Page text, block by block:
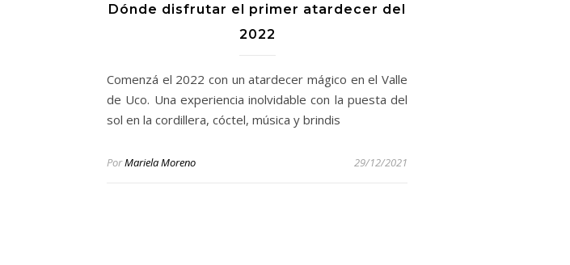
Dónde disfrutar el primer atardecer del
2022
Comenzá el 2022 con un atardecer mágico en el Valle
de Uco. Una experiencia inolvidable con la puesta del
sol en la cordillera, cóctel, música y brindis
PorMariela Moreno 29/12/2021